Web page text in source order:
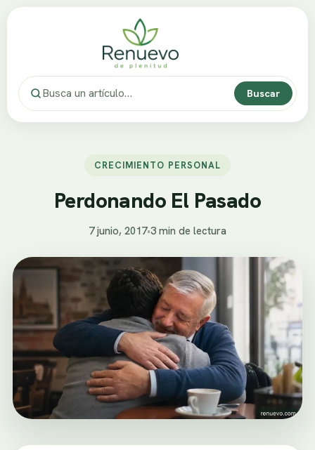
Buscar
CRECIMIENTO PERSONAL
Perdonando El Pasado
7 junio, 2017•3 min de lectura